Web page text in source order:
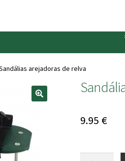
arejadoras de relva
9.95 €